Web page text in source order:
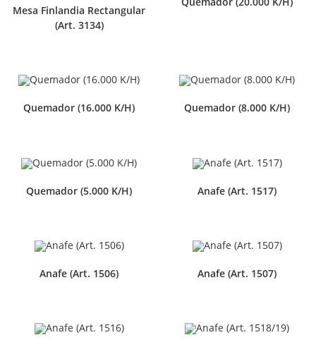
Mesa Finlandia Rectangular
(Art. 3134)
Quemador (16.000 K/H) Quemador (8.000 K/H)
Quemador (5.000 K/H) Anafe (Art. 1517)
Anafe (Art. 1506) Anafe (Art. 1507)